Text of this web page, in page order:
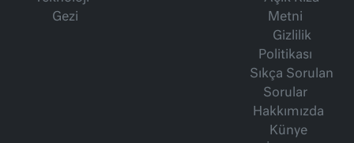
Gezi
Metni
Gizlilik
Politikası
Sıkça Sorulan
Sorular
Hakkımızda
Künye